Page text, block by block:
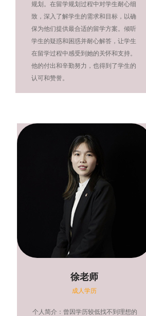
规划。在留学规划过程中对学生耐心细
致，深入了解学生的需求和目标，以确
保为他们提供最合适的留学方案。倾听
学生的疑惑和困惑并耐心解答，让学生
在留学过程中感受到她的关怀和支持。
他的付出和辛勤努力，也得到了学生的
认可和赞誉。
徐老师
成人学历
个人简介：曾因学历较低找不到理想的